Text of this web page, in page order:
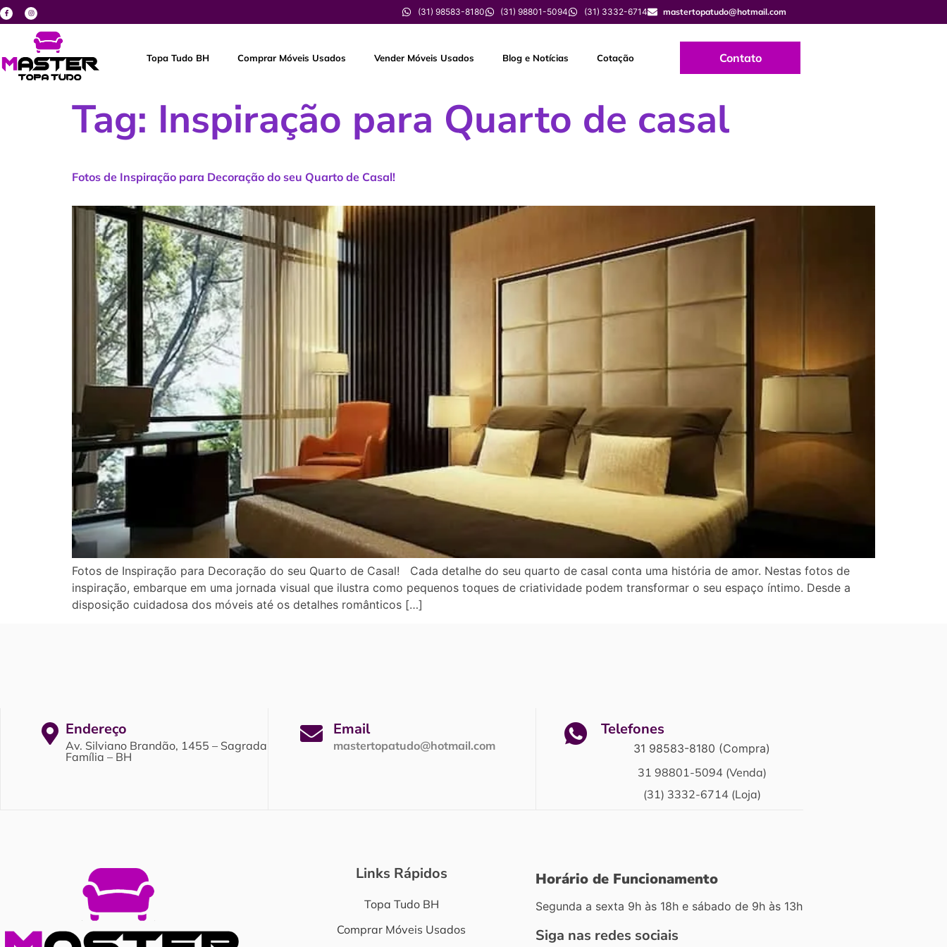
(31) 98583-8180 (31) 98801-5094 (31) 3332-6714 mastertopatudo@hotmail.com
Topa Tudo BH Comprar Móveis Usados Vender Móveis Usados Blog e Notícias Cotação Contato
Tag: Inspiração para Quarto de casal
Fotos de Inspiração para Decoração do seu Quarto de Casal!
Fotos de Inspiração para Decoração do seu Quarto de Casal! Cada detalhe do seu quarto de casal conta uma história de amor. Nestas fotos de
inspiração, embarque em uma jornada visual que ilustra como pequenos toques de criatividade podem transformar o seu espaço íntimo. Desde a
disposição cuidadosa dos móveis até os detalhes românticos […]
Endereço
Av. Silviano Brandão, 1455 – Sagrada
Família – BH
Email
mastertopatudo@hotmail.com
Telefones
31 98583-8180 (Compra)
31 98801-5094 (Venda)
(31) 3332-6714 (Loja)
Links Rápidos
Topa Tudo BH
Comprar Móveis Usados
Horário de Funcionamento
Segunda a sexta 9h às 18h e sábado de 9h às 13h
Siga nas redes sociais